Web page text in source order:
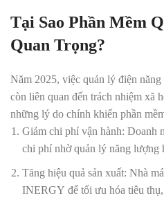
Tại Sao Phần Mềm
Quan Trọng?
Năm 2025, việc quản lý điện
còn liên quan đến trách nhiệm xã
những lý do chính khiến phần
Giảm chi phí vận hành: Doanh
chi phí nhờ quản lý năng lượng
Tăng hiệu quả sản xuất: Nhà
INERGY để tối ưu hóa tiêu